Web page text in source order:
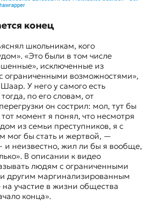
конец
школьникам, кого
«Это были в том числе
исключенные из
ограниченными возможностями»,
У него у самого есть
по его словам, от
он сострил: мол, тут бы
тот момент я понял, что несмотря
из семьи преступников, я с
мог бы стать и жертвой, —
неизвестно, жил ли бы я вообще,
В описании к видео
людям с ограниченными
другим маргинализированным
участие в жизни общества
конца».